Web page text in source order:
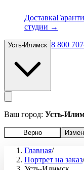
Доставка
студии →
Усть-Илимск 8 800
Ваш город: Усть-
Верно
Главная/
Портрет на заказ/